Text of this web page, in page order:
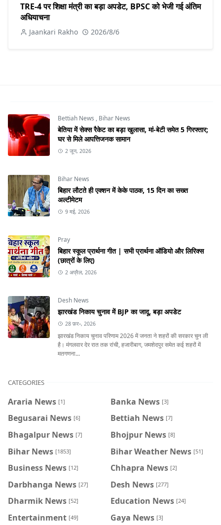
TRE-4 पर शिक्षा मंत्री का बड़ा अपडेट, BPSC को भेजी गई अंतिम
अधियाचना
Jaankari Rakho 2026/8/6
Bettiah News , Bihar News
बेतिया में सेक्स रैकेट का बड़ा खुलासा, मां-बेटी समेत 5 गिरफ्तार;
घर से मिले आपत्तिजनक सामान
2 जून, 2026
Bihar News
बिहार लौटते ही एक्शन में केके पाठक, 15 दिन का सख्त
अल्टीमेटम
9 मई, 2026
Pray
बिहार स्कूल प्रार्थना गीत | सभी प्रार्थना ऑडियो और लिरिक्स
(छात्रों के लिए)
2 अप्रैल, 2026
Desh News
झारखंड निकाय चुनाव में BJP का जादू, बड़ा अपडेट
28 फ़र॰, 2026
झारखंड निकाय चुनाव परिणाम 2026 में जनता ने शहरों की सरकार चुन ली
है। मंगलवार देर रात तक रांची, हजारीबाग, जमशेदपुर समेत कई शहरों में
मतगणना...
CATEGORIES
Araria News [1] Banka News [3]
Begusarai News [6] Bettiah News [7]
Bhagalpur News [7] Bhojpur News [8]
Bihar News [1853] Bihar Weather News [51]
Business News [12] Chhapra News [2]
Darbhanga News [27] Desh News [277]
Dharmik News [52] Education News [24]
Entertainment [49] Gaya News [3]